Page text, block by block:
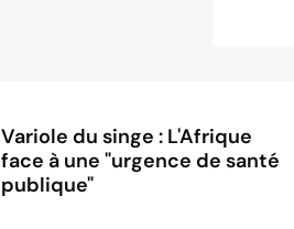
Variole du singe : L'Afrique
face à une "urgence de santé
publique"